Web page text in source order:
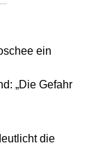
ein
„Die Gefahr
die